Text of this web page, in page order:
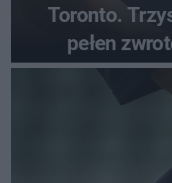
Toronto.
pełen